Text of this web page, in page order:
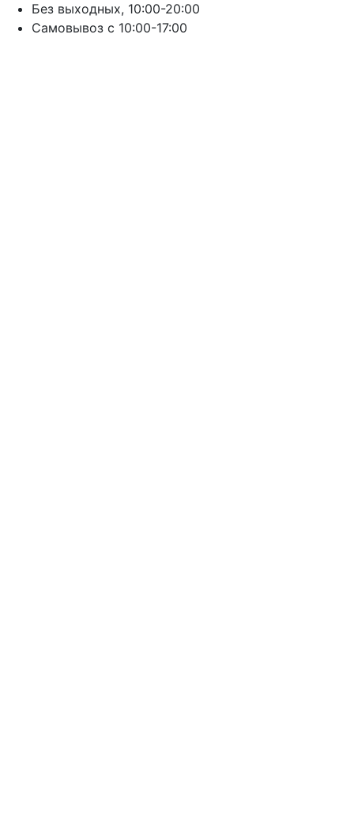
Без выходных, 10:00-20:00
Cамовывоз с 10:00-17:00